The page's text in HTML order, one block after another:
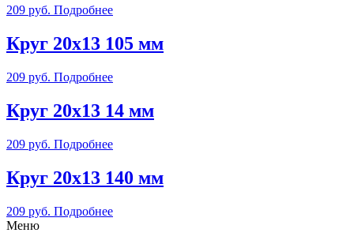
209 руб. Подробнее
Круг 20х13 105 мм
209 руб. Подробнее
Круг 20х13 14 мм
209 руб. Подробнее
Круг 20х13 140 мм
209 руб. Подробнее
Меню